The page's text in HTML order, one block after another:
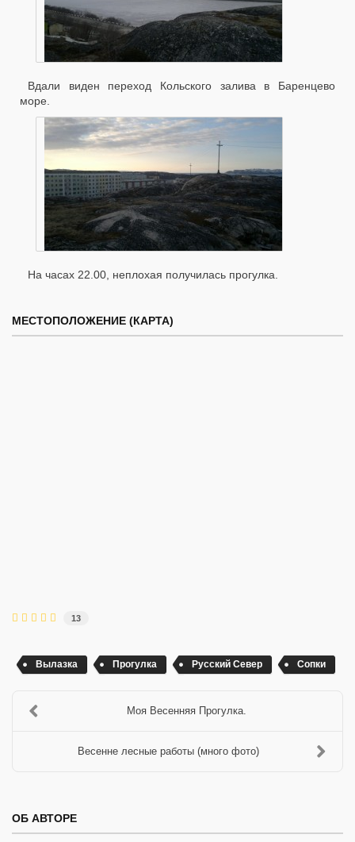
Вдали виден переход Кольского залива в Баренцево
море.
На часах 22.00, неплохая получилась прогулка.
МЕСТОПОЛОЖЕНИЕ (КАРТА)
13
Вылазка Прогулка Русский Север Сопки
Моя Весенняя Прогулка.
Весенне лесные работы (много фото)
ОБ АВТОРЕ